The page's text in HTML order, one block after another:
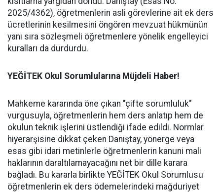
2025/4362), öğretmenlerin asli görevlerine ait ek ders
ücretlerinin kesilmesini öngören mevzuat hükmünün
yanı sıra sözleşmeli öğretmenlere yönelik engelleyici
kuralları da durdurdu.
YEĞİTEK Okul Sorumlularına Müjdeli Haber!
Mahkeme kararında öne çıkan "çifte sorumluluk"
vurgusuyla, öğretmenlerin hem ders anlatıp hem de
okulun teknik işlerini üstlendiği ifade edildi. Normlar
hiyerarşisine dikkat çeken Danıştay, yönerge veya
esas gibi idari metinlerle öğretmenlerin kanuni mali
haklarının daraltılamayacağını net bir dille karara
bağladı. Bu kararla birlikte YEĞİTEK Okul Sorumlusu
öğretmenlerin ek ders ödemelerindeki mağduriyet